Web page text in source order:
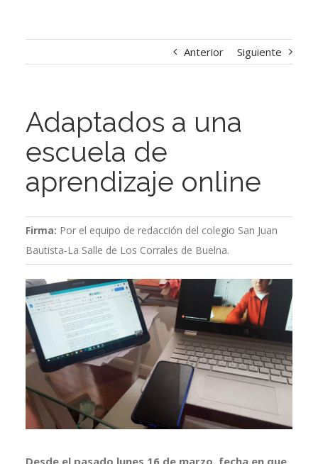
Anterior Siguiente
Adaptados a una
escuela de
aprendizaje online
Firma: Por el equipo de redacción del colegio San Juan
Bautista-La Salle de Los Corrales de Buelna.
Ver
imagen
más
grande